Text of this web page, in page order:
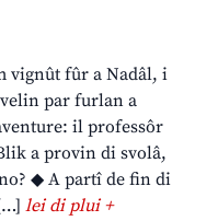
vignût fûr a Nadâl, i
par furlan a
il professôr
a provin di svolâ,
◆ A partî de fin di
lei di plui +